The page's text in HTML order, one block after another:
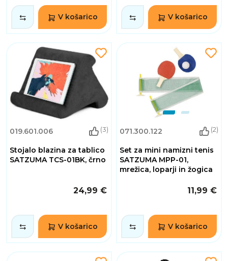
V košarico V košarico
019.601.006 (3)
Stojalo blazina za tablico
SATZUMA TCS-01BK, črno
24,99 €
V košarico
071.300.122 (2)
Set za mini namizni tenis
SATZUMA MPP-01,
mrežica, loparji in žogica
11,99 €
V košarico